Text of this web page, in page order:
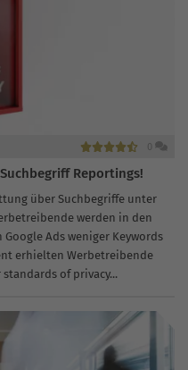
0
Reportings!
über Suchbegriffe unter
werden in den
Ads weniger Keywords
erhielten Werbetreibende
of privacy...